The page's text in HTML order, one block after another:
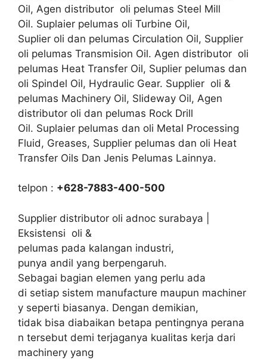
Oil, Agen distributor oli pelumas Steel Mill
Oil. Suplaier pelumas oli Turbine Oil,
Suplier oli dan pelumas Circulation Oil, Supplier
oli pelumas Transmision Oil. Agen distributor oli
pelumas Heat Transfer Oil, Suplier pelumas dan
oli Spindel Oil, Hydraulic Gear. Supplier oli &
pelumas Machinery Oil, Slideway Oil, Agen
distributor oli dan pelumas Rock Drill
Oil. Suplaier pelumas dan oli Metal Processing
Fluid, Greases, Supplier pelumas dan oli Heat
Transfer Oils Dan Jenis Pelumas Lainnya.
telpon : +628-7883-400-500
Supplier distributor oli adnoc surabaya |
Eksistensi oli &
pelumas pada kalangan industri,
punya andil yang berpengaruh.
Sebagai bagian elemen yang perlu ada
di setiap sistem manufacture maupun machiner
y seperti biasanya. Dengan demikian,
tidak bisa diabaikan betapa pentingnya perana
n tersebut demi terjaganya kualitas kerja dari
machinery yang